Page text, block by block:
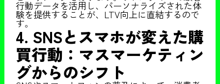
行動データを活用し、パーソナライズされた体
験を提供することが、LTV向上に直結するので
す。
4. SNSとスマホが変えた購
買行動：マスマーケティン
グからのシフト